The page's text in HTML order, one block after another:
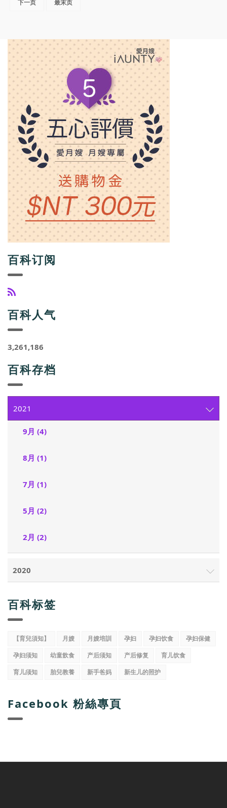
下一页 最末页
百科订阅
百科人气
3,261,186
百科存档
2021
9月 (4)
8月 (1)
7月 (1)
5月 (2)
2月 (2)
2020
百科标签
【育兒須知】 月嫂 月嫂培訓 孕妇 孕妇饮食
孕妇保健
孕妇须知
幼童飲食 产后须知 产后修复
育儿饮食
育儿须知
胎兒教養 新手爸妈 新生儿的照护
Facebook 粉絲專頁